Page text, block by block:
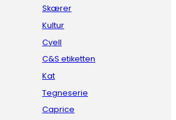
Skærer
Kultur
Cyell
C&S etiketten
Kat
Tegneserie
Caprice